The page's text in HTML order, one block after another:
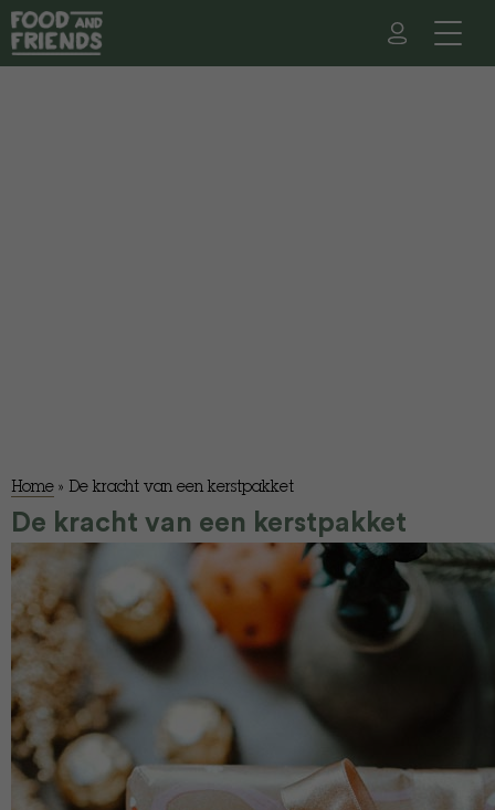
Home » De kracht van een kerstpakket
De kracht van een kerstpakket